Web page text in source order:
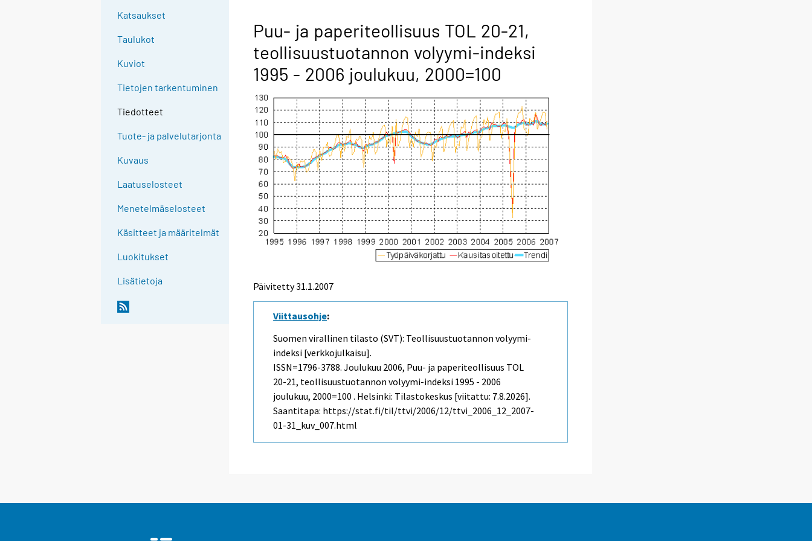
Katsaukset
Taulukot
Kuviot
Tietojen tarkentuminen
Tiedotteet
Tuote- ja palvelutarjonta
Kuvaus
Laatuselosteet
Menetelmäselosteet
Käsitteet ja määritelmät
Luokitukset
Lisätietoja
Puu- ja paperiteollisuus TOL 20-21,
teollisuustuotannon volyymi-indeksi
1995 - 2006 joulukuu, 2000=100
Päivitetty31.1.2007
Viittausohje:
Suomen virallinen tilasto (SVT): Teollisuustuotannon volyymi-
indeksi [verkkojulkaisu].
ISSN=1796-3788.Joulukuu 2006, Puu- ja paperiteollisuus TOL
20-21, teollisuustuotannon volyymi-indeksi 1995 - 2006
joulukuu, 2000=100 . Helsinki: Tilastokeskus [viitattu: 7.8.2026].
Saantitapa: https://stat.fi/til/ttvi/2006/12/ttvi_2006_12_2007-
01-31_kuv_007.html